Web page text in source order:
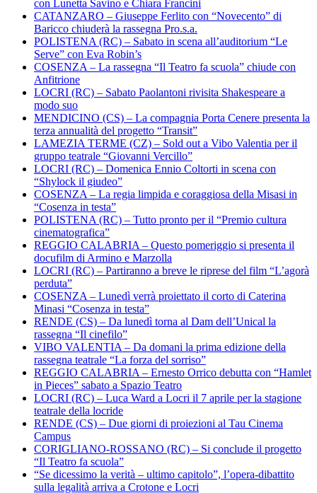
con Lunetta Savino e Chiara Francini
CATANZARO – Giuseppe Ferlito con “Novecento” di
Baricco chiuderà la rassegna Pro.s.a.
POLISTENA (RC) – Sabato in scena all’auditorium “Le
Serve” con Eva Robin’s
COSENZA – La rassegna “Il Teatro fa scuola” chiude con
Anfitrione
LOCRI (RC) – Sabato Paolantoni rivisita Shakespeare a
modo suo
MENDICINO (CS) – La compagnia Porta Cenere presenta la
terza annualità del progetto “Transit”
LAMEZIA TERME (CZ) – Sold out a Vibo Valentia per il
gruppo teatrale “Giovanni Vercillo”
LOCRI (RC) – Domenica Ennio Coltorti in scena con
“Shylock il giudeo”
COSENZA – La regia limpida e coraggiosa della Misasi in
“Cosenza in testa”
POLISTENA (RC) – Tutto pronto per il “Premio cultura
cinematografica”
REGGIO CALABRIA – Questo pomeriggio si presenta il
docufilm di Armino e Marzolla
LOCRI (RC) – Partiranno a breve le riprese del film “L’agorà
perduta”
COSENZA – Lunedì verrà proiettato il corto di Caterina
Minasi “Cosenza in testa”
RENDE (CS) – Da lunedì torna al Dam dell’Unical la
rassegna “Il cinefilo”
VIBO VALENTIA – Da domani la prima edizione della
rassegna teatrale “La forza del sorriso”
REGGIO CALABRIA – Ernesto Orrico debutta con “Hamlet
in Pieces” sabato a Spazio Teatro
LOCRI (RC) – Luca Ward a Locri il 7 aprile per la stagione
teatrale della locride
RENDE (CS) – Due giorni di proiezioni al Tau Cinema
Campus
CORIGLIANO-ROSSANO (RC) – Si conclude il progetto
“Il Teatro fa scuola”
“Se dicessimo la verità – ultimo capitolo”, l’opera-dibattito
sulla legalità arriva a Crotone e Locri